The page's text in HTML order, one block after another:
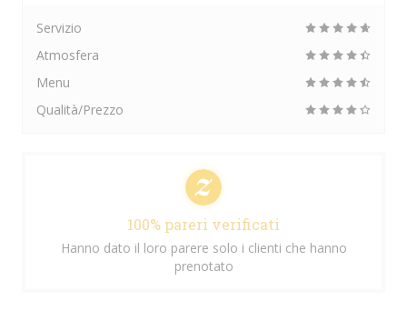
Servizio
Atmosfera
Menu
Qualità/Prezzo
100% pareri verificati
Hanno dato il loro parere solo i clienti che hanno
prenotato